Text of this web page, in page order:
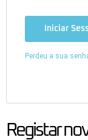
Iniciar
Perdeu a sua
Registar